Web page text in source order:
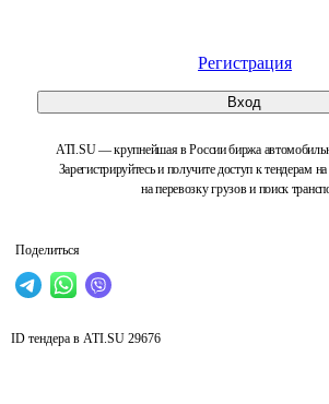
Регистрация
Вход
ATI.SU — крупнейшая в России биржа
Зарегистрируйтесь и получите доступ к тендерам
на перевозку грузов и поиск
Поделиться
ID тендера в ATI.SU 29676